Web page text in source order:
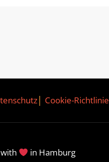
Cookie-Richtlinie
in Hamburg